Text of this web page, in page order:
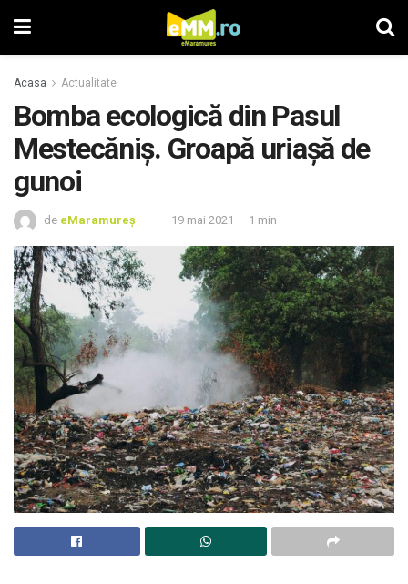
Acasa Actualitate
Bomba ecologică din Pasul
Mestecăniș. Groapă uriașă de
gunoi
de eMaramureș 19 mai 2021 1 min